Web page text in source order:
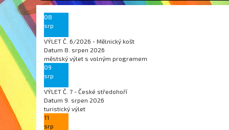
08
srp
VÝLET Č. 6/2026 - Mělnický košt
Datum 8. srpen 2026
městský výlet s volným programem
09
srp
VÝLET Č. 7 - České středohoří
Datum 9. srpen 2026
turistický výlet
11
srp